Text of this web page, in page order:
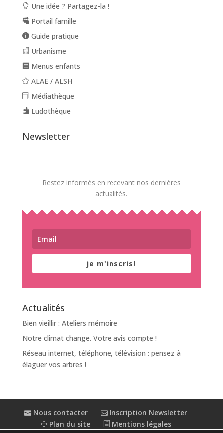
Une idée ? Partagez-la !
Portail famille
Guide pratique
Urbanisme
Menus enfants
ALAE / ALSH
Médiathèque
Ludothèque
Newsletter
Restez informés en recevant nos dernières
actualités.
je m'inscris!
Actualités
Bien vieillir : Ateliers mémoire
Notre climat change. Votre avis compte !
Réseau internet, téléphone, télévision : pensez à
élaguer vos arbres !
Nous contacter
Inscription Newsletter
Plan du site
Mentions légales